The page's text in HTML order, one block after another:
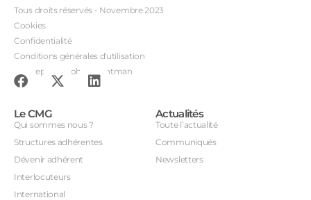
Tous droits réservés - Novembre 2023
Cookies
Confidentialité
Conditions générales d'utilisation
Conception : John Brightman
Le CMG
Qui sommes nous ?
Structures adhérentes
Dévenir adhérent
Interlocuteurs
International
Actualités
Toute l’actualité
Communiqués
Newsletters